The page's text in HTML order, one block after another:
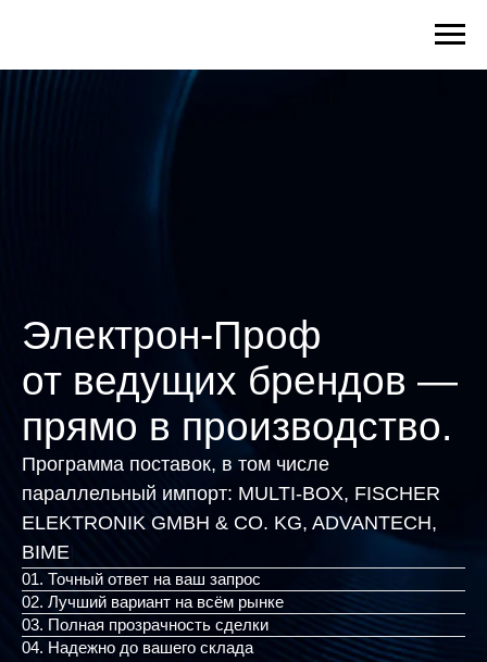
Электрон-Проф
от ведущих брендов —
прямо в производство.
Программа поставок, в том числе
параллельный импорт:
MULTI-BOX, FISCHER
ELEKTRONIK GMBH & CO. KG, ADV
01. Точный ответ на ваш запрос
02. Лучший вариант на всём рынке
03. Полная прозрачность сделки
04. Надежно до вашего склада